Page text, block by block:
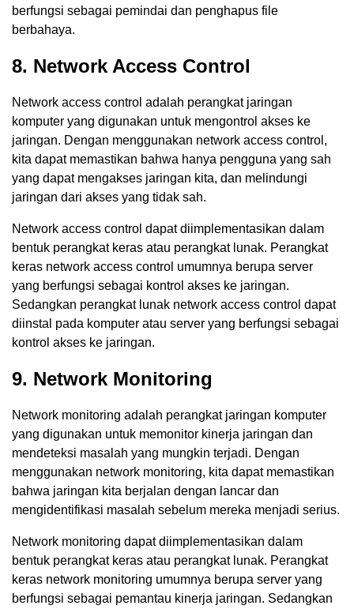
berfungsi sebagai pemindai dan penghapus file
berbahaya.
8. Network Access Control
Network access control adalah perangkat jaringan
komputer yang digunakan untuk mengontrol akses ke
jaringan. Dengan menggunakan network access control,
kita dapat memastikan bahwa hanya pengguna yang sah
yang dapat mengakses jaringan kita, dan melindungi
jaringan dari akses yang tidak sah.
Network access control dapat diimplementasikan dalam
bentuk perangkat keras atau perangkat lunak. Perangkat
keras network access control umumnya berupa server
yang berfungsi sebagai kontrol akses ke jaringan.
Sedangkan perangkat lunak network access control dapat
diinstal pada komputer atau server yang berfungsi sebagai
kontrol akses ke jaringan.
9. Network Monitoring
Network monitoring adalah perangkat jaringan komputer
yang digunakan untuk memonitor kinerja jaringan dan
mendeteksi masalah yang mungkin terjadi. Dengan
menggunakan network monitoring, kita dapat memastikan
bahwa jaringan kita berjalan dengan lancar dan
mengidentifikasi masalah sebelum mereka menjadi serius.
Network monitoring dapat diimplementasikan dalam
bentuk perangkat keras atau perangkat lunak. Perangkat
keras network monitoring umumnya berupa server yang
berfungsi sebagai pemantau kinerja jaringan. Sedangkan